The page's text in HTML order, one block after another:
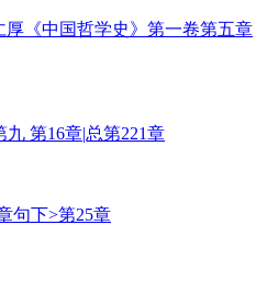
厚《中国哲学史》第一卷第五章
九 第16章|总第221章
句下>第25章